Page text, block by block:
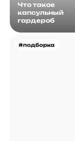
Что такое
капсульный
гардероб
#подборка